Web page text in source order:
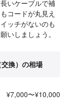
いケーブルで補
コードが丸見え
ッチがないのも
いしましょう。
換）の相場
¥7,000〜¥10,000